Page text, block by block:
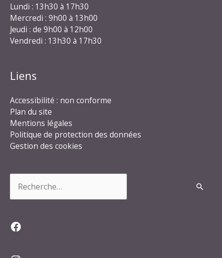
Lundi : 13h30 à 17h30
Mercredi : 9h00 à 13h00
Jeudi : de 9h00 à 12h00
Vendredi : 13h30 à 17h30
Liens
Accessibilité : non conforme
Plan du site
Mentions légales
Politique de protection des données
Gestion des cookies
Facebook